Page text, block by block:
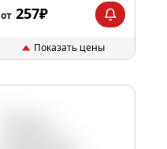
от 257₽
Показать цены